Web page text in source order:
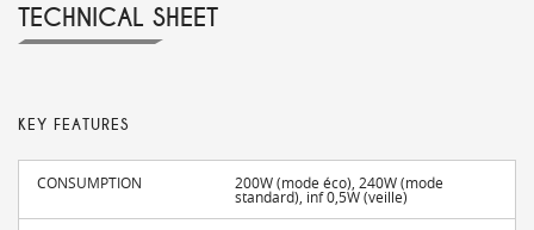
TECHNICAL SHEET
KEY FEATURES
CONSUMPTION 200W (mode éco), 240W (mode
standard), inf 0,5W (veille)